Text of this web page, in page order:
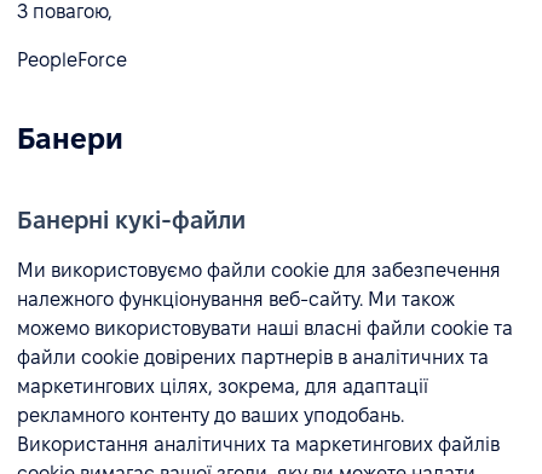
З повагою,
PeopleForce
Банери
Банерні кукі-файли
Ми використовуємо файли cookie для забезпечення
належного функціонування веб-сайту. Ми також
можемо використовувати наші власні файли cookie та
файли cookie довірених партнерів в аналітичних та
маркетингових цілях, зокрема, для адаптації
рекламного контенту до ваших уподобань.
Використання аналітичних та маркетингових файлів